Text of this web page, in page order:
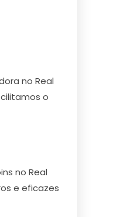
no Real
o
no Real
e eficazes